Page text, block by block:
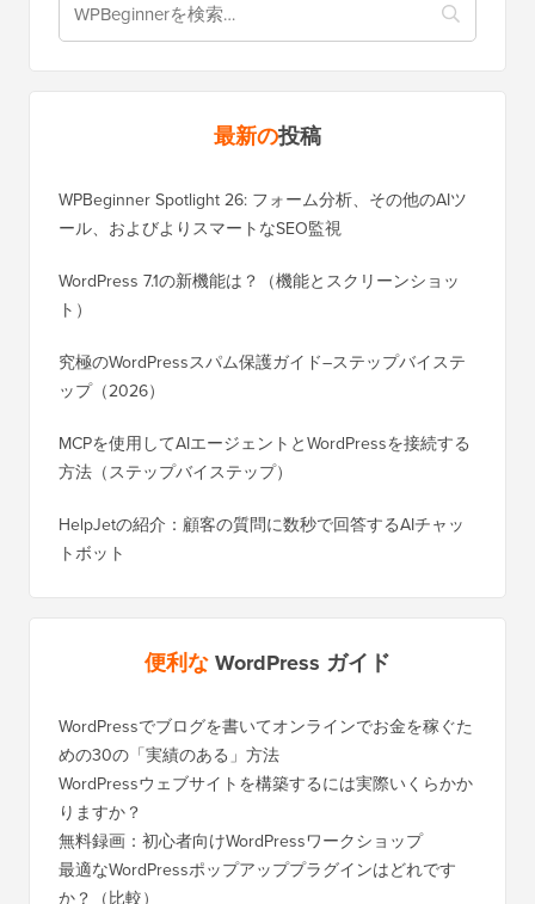
最新の投稿
WPBeginner Spotlight 26: フォーム分析、その他のAIツ
ール、およびよりスマートなSEO監視
WordPress 7.1の新機能は？（機能とスクリーンショッ
ト）
究極のWordPressスパム保護ガイド–ステップバイステ
ップ（2026）
MCPを使用してAIエージェントとWordPressを接続する
方法（ステップバイステップ）
HelpJetの紹介：顧客の質問に数秒で回答するAIチャッ
トボット
便利なWordPress ガイド
WordPressでブログを書いてオンラインでお金を稼ぐた
めの30の「実績のある」方法
WordPressウェブサイトを構築するには実際いくらかか
りますか？
無料録画：初心者向けWordPressワークショップ